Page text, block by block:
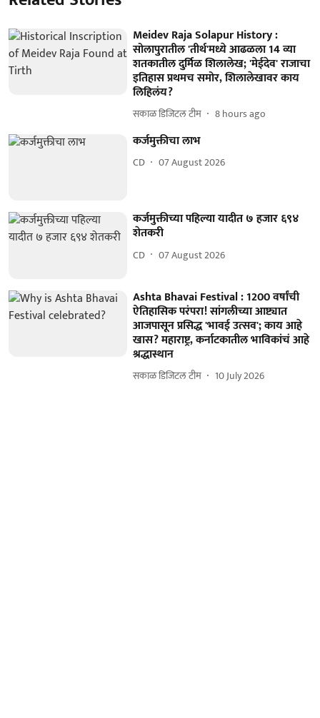
Meidev Raja Solapur History :
सोलापुरातील 'तीर्थ'मध्ये आढळला 14 व्या
शतकातील दुर्मिळ शिलालेख; 'मेईदेव' राजाचा
इतिहास प्रथमच समोर, शिलालेखावर काय
लिहिलंय?
सकाळ डिजिटल टीम 8 hours ago
कर्जमुक्तीचा लाभ
CD 07 August 2026
कर्जमुक्तीच्या पहिल्या यादीत ७ हजार ६९४
शेतकरी
CD 07 August 2026
Ashta Bhavai Festival : 1200 वर्षांची
ऐतिहासिक परंपरा! सांगलीच्या आष्ट्यात
आजपासून प्रसिद्ध 'भावई उत्सव'; काय आहे
खास? महाराष्ट्र, कर्नाटकातील भाविकांचं आहे
श्रद्धास्थान
सकाळ डिजिटल टीम 10 July 2026